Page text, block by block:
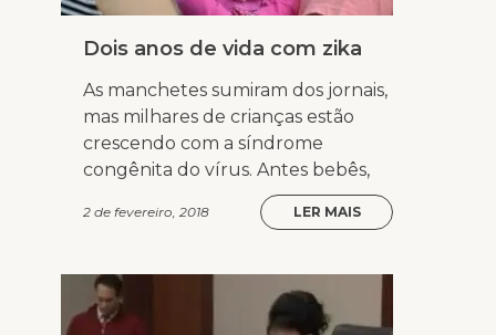
Dois anos de vida com zika
As manchetes sumiram dos jornais,
mas milhares de crianças estão
crescendo com a síndrome
congênita do vírus. Antes bebês,
2 de fevereiro, 2018 LER MAIS